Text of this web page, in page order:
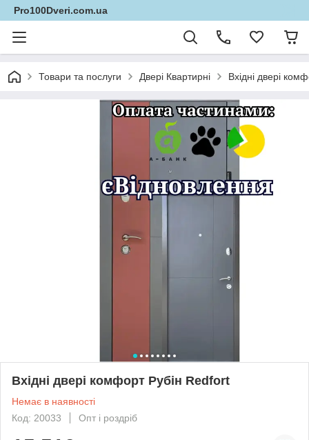
Pro100Dveri.com.ua
Товари та послуги Двері Квартирні Вхідні двері
Вхідні двері комфорт Рубін Redfort
Немає в наявності
Код: 20033
Опт і роздріб